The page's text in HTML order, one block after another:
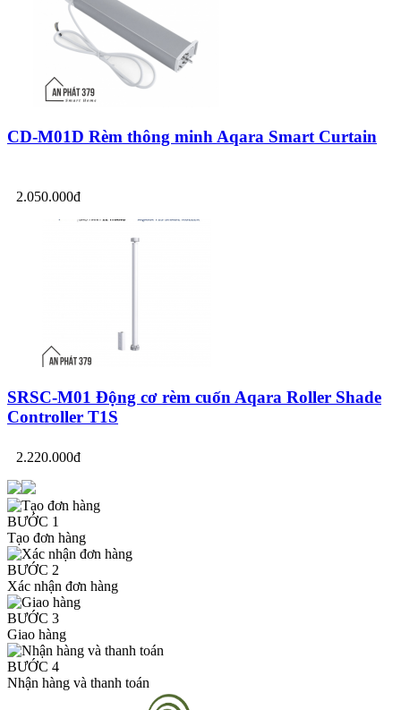
CD-M01D Rèm thông minh Aqara Smart Curtain
2.050.000đ
SRSC-M01 Động cơ rèm cuốn Aqara Roller Shade
Controller T1S
2.220.000đ
BƯỚC 1
Tạo đơn hàng
BƯỚC 2
Xác nhận đơn hàng
BƯỚC 3
Giao hàng
BƯỚC 4
Nhận hàng và thanh toán